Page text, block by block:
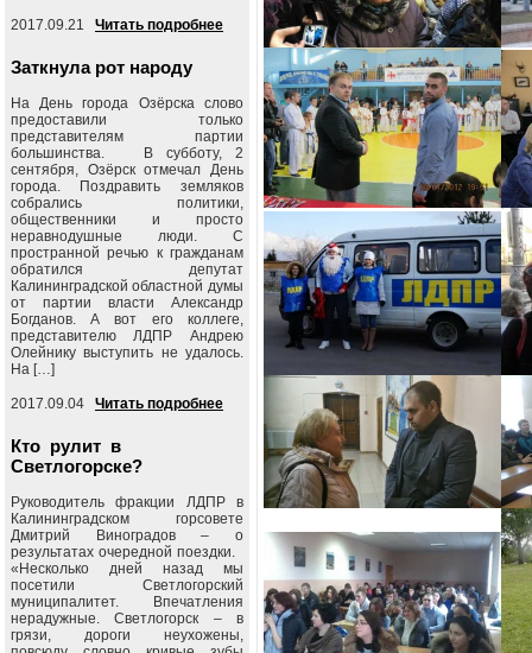
2017.09.21 Читать подробнее
Заткнула рот народу
На День города Озёрска слово
предоставили только
представителям партии
большинства. В субботу, 2
сентября, Озёрск отмечал День
города. Поздравить земляков
собрались политики,
общественники и просто
неравнодушные люди. С
пространной речью к гражданам
обратился депутат
Калининградской областной думы
от партии власти Александр
Богданов. А вот его коллеге,
представителю ЛДПР Андрею
Олейнику выступить не удалось.
На […]
2017.09.04 Читать подробнее
Кто рулит в
Светлогорске?
Руководитель фракции ЛДПР в
Калининградском горсовете
Дмитрий Виноградов – о
результатах очередной поездки.
«Несколько дней назад мы
посетили Светлогорский
муниципалитет. Впечатления
нерадужные. Светлогорск – в
грязи, дороги неухожены,